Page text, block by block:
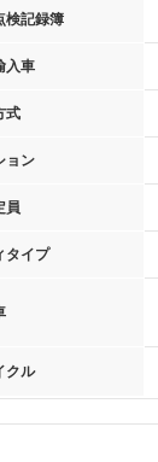
検記録簿
入車
式
ョン
員
タイプ
クル